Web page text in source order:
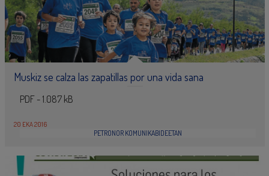
Muskiz se calza las zapatillas por una vida sana
PDF - 1.087 kB
20 EKA 2016
PETRONOR KOMUNIKABIDEETAN